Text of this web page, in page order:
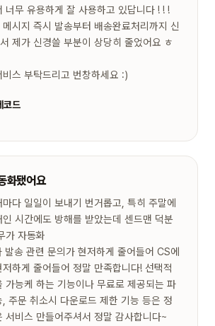
페24에 들어와서 너무 유용하게 잘 사용하고 있답니다 ! ! !
시지 즉시 발송부터 배송완료처리까지 신
스 부탁드리고 번창하세요 :)
코드
화됐어요
다 일일이 보내기 번거롭고, 특히 주말에
에 파일 발송 업무가 자동화
발송 관련 문의가 현저하게 줄어들어 CS에
이나 무료로 제공되는 파
취소시 다운로드 제한 기능 등은 정
서비스 만들어주셔서 정말 감사합니다~